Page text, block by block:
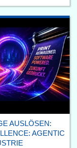
AUSLÖSEN:
AGENTIC